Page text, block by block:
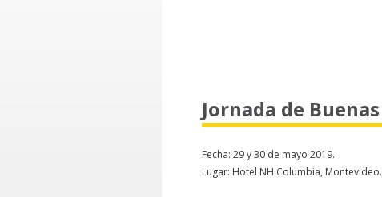
Jornada de
Fecha: 29 y 30 de mayo 2019.
Lugar: Hotel NH Columbia, Montevideo.